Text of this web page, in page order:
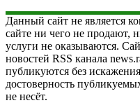
Данный сайт не является
сайте ни чего не продают,
услуги не оказываются.
новостей RSS канала
публикуются без
достоверность
не несёт.